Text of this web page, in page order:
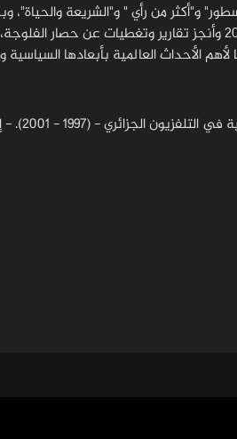
بقناة الجزيرة منذ 2001. قدم برامج "بين السطور" و"أكثر من رأي "
وغيرها. وشارك في تغطية أحداث مهمة منها حرب العراق مراسلا ومذيعا عام ٢٠٠٤ وأنجز
- مذيع رئيسي في